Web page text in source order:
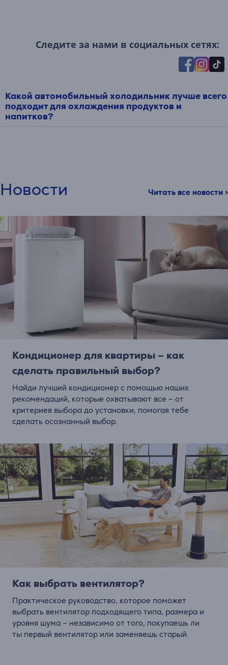
Следите за нами в социальных сетях:
Какой автомобильный холодильник лучше всего
подходит для охлаждения продуктов и
напитков?
Новости Читать все новости >
Кондиционер для квартиры – как
сделать правильный выбор?
Найди лучший кондиционер с помощью наших
рекомендаций, которые охватывают все – от
критериев выбора до установки, помогая тебе
сделать осознанный выбор.
Как выбрать вентилятор?
Практическое руководство, которое поможет
выбрать вентилятор подходящего типа, размера и
уровня шума – независимо от того, покупаешь ли
ты первый вентилятор или заменяешь старый.